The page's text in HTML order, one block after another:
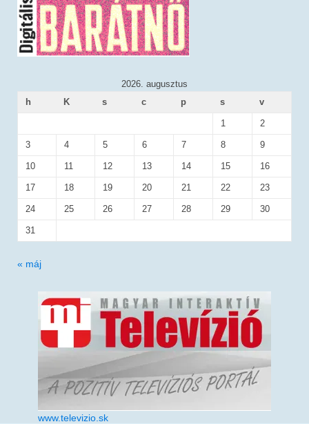
2026. augusztus
h
K s c p s v
1 2
3 4 5 6 7 8 9
10 11 12 13 14 15 16
17 18 19 20 21 22 23
24 25 26 27 28 29 30
31
« máj
www.televizio.sk